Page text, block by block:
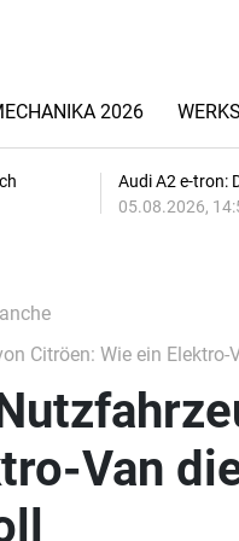
2026
Audi A2 e-tron:
05.08.2026,
Citröen: Wie ein
Van